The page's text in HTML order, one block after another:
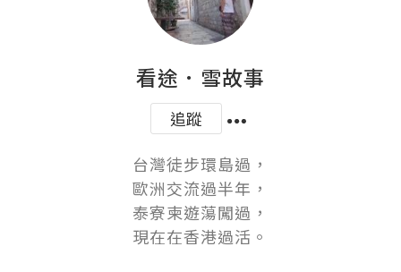
看途．雪故事
追蹤
台灣徒步環島過，
歐洲交流過半年，
泰寮柬遊蕩闖過，
現在在香港過活。